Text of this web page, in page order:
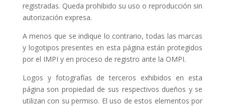
registradas. Queda prohibido su uso o reproducción sin
autorización expresa.
A menos que se indique lo contrario, todas las marcas
y logotipos presentes en esta página están protegidos
por el IMPI y en proceso de registro ante la OMPI.
Logos y fotografías de terceros exhibidos en esta
página son propiedad de sus respectivos dueños y se
utilizan con su permiso. El uso de estos elementos por